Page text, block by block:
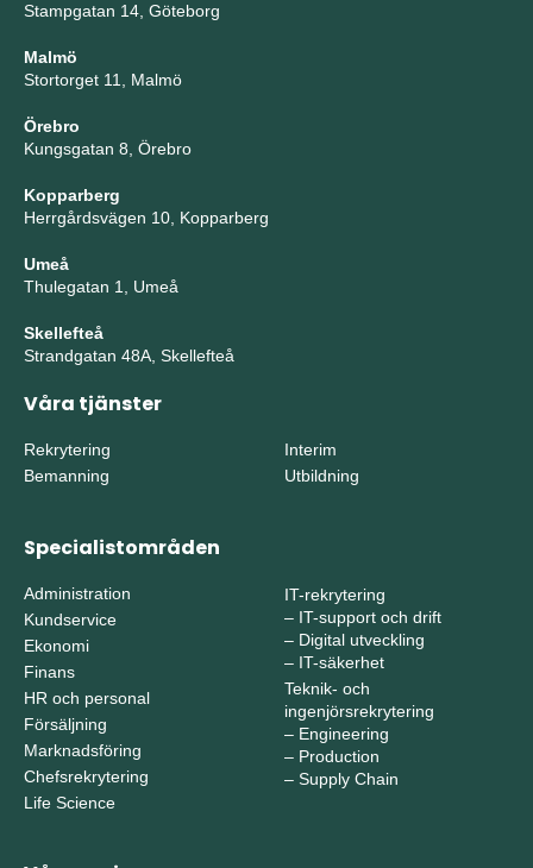
Stampgatan 14, Göteborg
Malmö
Stortorget 11, Malmö
Örebro
Kungsgatan 8, Örebro
Kopparberg
Herrgårdsvägen 10, Kopparberg
Umeå
Thulegatan 1, Umeå
Skellefteå
Strandgatan 48A, Skellefteå
Våra tjänster
Rekrytering
Bemanning
Interim
Utbildning
Specialistområden
Administration
Kundservice
Ekonomi
Finans
HR och personal
Försäljning
Marknadsföring
Chefsrekrytering
Life Science
IT-rekrytering
– IT-support och drift
– Digital utveckling
– IT-säkerhet
Teknik- och
ingenjörsrekrytering
– Engineering
– Production
– Supply Chain